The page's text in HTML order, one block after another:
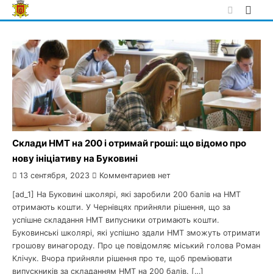
Skip
to
Склади НМТ на 200 і отримай гроші: що відомо про
нову ініціативу на Буковині
13 сентября, 2023 Комментариев нет
[ad_1] На Буковині школярі, які заробили 200 балів на НМТ
отримають кошти. У Чернівцях прийняли рішення, що за
успішне складання НМТ випусники отримають кошти.
Буковинські школярі, які успішно здали НМТ зможуть отримати
грошову винагороду. Про це повідомляє міський голова Роман
Клічук. Вчора прийняли рішення про те, щоб преміювати
випускників за складанням НМТ на 200 балів. […]